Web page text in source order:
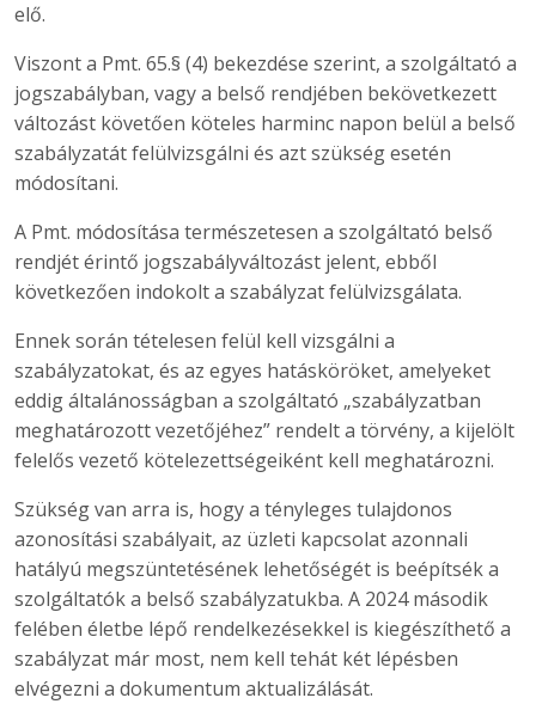
elő.
Viszont a Pmt. 65.§ (4) bekezdése szerint, a szolgáltató a
jogszabályban, vagy a belső rendjében bekövetkezett
változást követően köteles harminc napon belül a belső
szabályzatát felülvizsgálni és azt szükség esetén
módosítani.
A Pmt. módosítása természetesen a szolgáltató belső
rendjét érintő jogszabályváltozást jelent, ebből
következően indokolt a szabályzat felülvizsgálata.
Ennek során tételesen felül kell vizsgálni a
szabályzatokat, és az egyes hatásköröket, amelyeket
eddig általánosságban a szolgáltató „szabályzatban
meghatározott vezetőjéhez” rendelt a törvény, a kijelölt
felelős vezető kötelezettségeiként kell meghatározni.
Szükség van arra is, hogy a tényleges tulajdonos
azonosítási szabályait, az üzleti kapcsolat azonnali
hatályú megszüntetésének lehetőségét is beépítsék a
szolgáltatók a belső szabályzatukba. A 2024 második
felében életbe lépő rendelkezésekkel is kiegészíthető a
szabályzat már most, nem kell tehát két lépésben
elvégezni a dokumentum aktualizálását.